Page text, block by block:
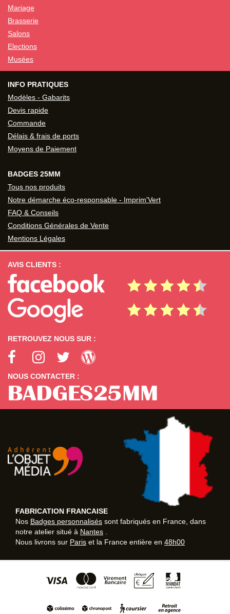
Mariage
Brasserie
Salons
Elections
Musées
INFO PRATIQUES
Modèles - Gabarits
Devis rapide
Commande
Délais & frais de ports
Moyens de Paiement
BADGES 25MM
Tous nos produits
Notre démarche éco-responsable - Imprim'Vert
FAQ & Conseils
Conditions Générales de Vente
Mentions Légales
AVIS CLIENTS :
RETROUVEZ NOUS SUR :
NOUS CONTACTER :
FABRICATION FRANCAISE
Nos Badges personnalisés sont fabriqués en France, dans
notre atelier situé à Nantes
Nous livrons sur Paris et la France entière en 48h00